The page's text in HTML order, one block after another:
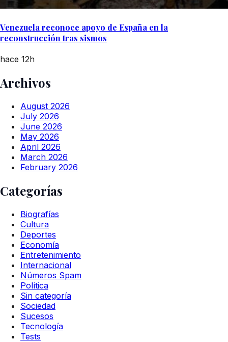
Venezuela reconoce apoyo de España en la
reconstrucción tras sismos
hace 12h
Archivos
August 2026
July 2026
June 2026
May 2026
April 2026
March 2026
February 2026
Categorías
Biografías
Cultura
Deportes
Economía
Entretenimiento
Internacional
Números Spam
Política
Sin categoría
Sociedad
Sucesos
Tecnología
Tests